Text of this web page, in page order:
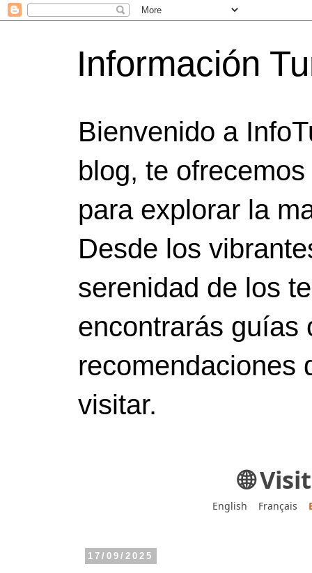
Información
Bienvenido a
blog, te
para explorar la
Desde los
serenidad de los
encontrarás guías
recomendaciones
visitar.
🌐
English Français
17/09/2025